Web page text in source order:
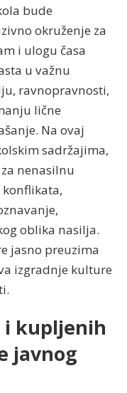
bude
okruženje za
i ulogu časa
u važnu
ravnopravnosti,
lične
Na ovaj
sadržajima,
nenasilnu
oblika nasilja.
jasno preuzima
izgradnje kulture
i kupljenih
javnog